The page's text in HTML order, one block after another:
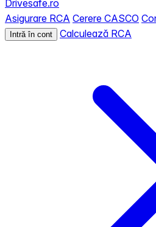
Drivesafe.ro
Asigurare RCA Cerere CASCO
Intră în cont Calculează RCA